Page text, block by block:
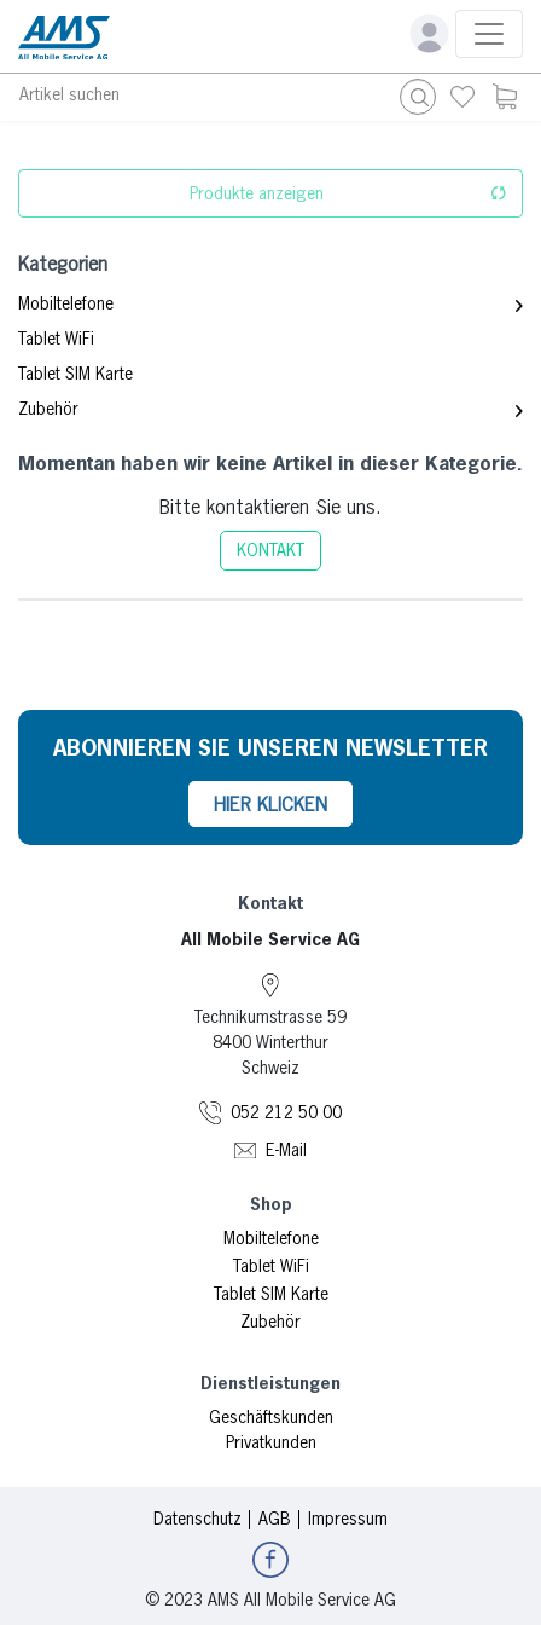
Artikel suchen
Produkte anzeigen
Kategorien
Mobiltelefone
Tablet WiFi
Tablet SIM Karte
Zubehör
Momentan haben wir keine Artikel in dieser Kategorie.
Bitte kontaktieren Sie uns.
KONTAKT
ABONNIEREN SIE UNSEREN NEWSLETTER
HIER KLICKEN
Kontakt
All Mobile Service AG
Technikumstrasse 59
8400 Winterthur
Schweiz
052 212 50 00
E-Mail
Shop
Mobiltelefone
Tablet WiFi
Tablet SIM Karte
Zubehör
Dienstleistungen
Geschäftskunden
Privatkunden
Datenschutz AGB Impressum
© 2023 AMS All Mobile Service AG